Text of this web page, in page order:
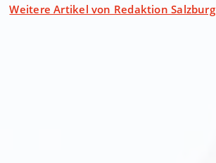
Weitere Artikel von Redaktion Salzburg